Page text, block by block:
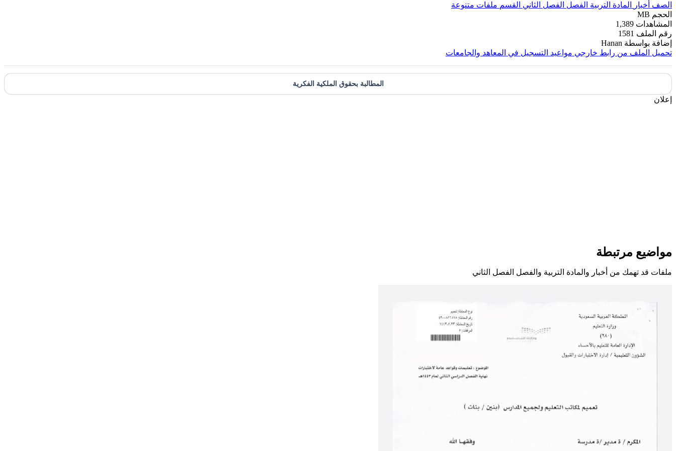
الصف أخبار المادة التربية الفصل الفصل الثاني القسم ملفات متنوعة
الحجم MB
المشاهدات 1,389
رقم الملف 1581
إضافة بواسطة Hanan
تحميل الملف من رابط خارجي مواعيد التسجيل في المعاهد والجامعات
المطالبة بحقوق الملكية الفكرية
إعلان
مواضيع مرتبطة
ملفات قد تهمك من أخبار والمادة التربية والفصل الفصل الثاني